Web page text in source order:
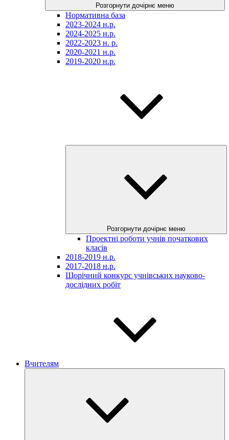
Розгорнути дочірнє меню
Нормативна база
2023-2024 н.р.
2024-2025 н.р.
2022-2023 н. р.
2020-2021 н.р.
2019-2020 н.р.
Розгорнути дочірнє меню
Проектні роботи учнів початкових
класів
2018-2019 н.р.
2017-2018 н.р.
Щорічний конкурс учнівських науково-
дослідних робіт
Вчителям